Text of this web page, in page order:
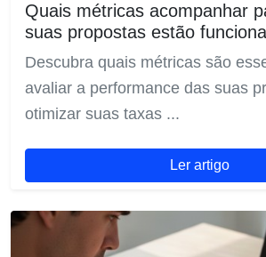
Quais métricas acompanhar
suas propostas estão
Descubra quais métricas são
avaliar a performance das suas
otimizar suas taxas ...
Ler artigo